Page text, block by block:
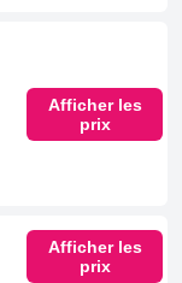
Afficher les
prix
Afficher les
prix